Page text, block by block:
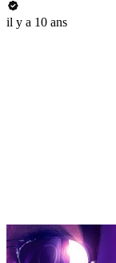
il y a 10 ans